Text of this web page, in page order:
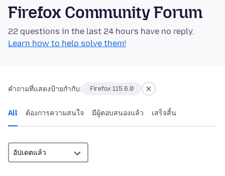
Firefox Community Forum
22 questions in the last 24 hours have no reply.
Learn how to help solve them!
คำถามที่แสดงป้ายกำกับ: Firefox 115.6.0
All ต้องการความสนใจ มีผู้ตอบสนองแล้ว เสร็จสิ้น